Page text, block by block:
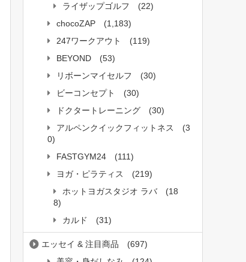
ライザップゴルフ
(22)
chocoZAP
(1,183)
247ワークアウト
(119)
BEYOND
(53)
リボーンマイセルフ
(30)
ビーコンセプト
(30)
ドクタートレーニング
(30)
アルペンクイックフィットネス
(3
0)
FASTGYM24
(111)
ヨガ・ピラティス
(219)
ホットヨガスタジオ ラバ
(18
8)
カルド
(31)
エッセイ & 注目商品
(697)